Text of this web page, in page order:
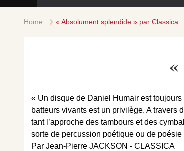
Home « Absolument splendide » par Classica
« Un disque de Daniel Humair est
batteurs vivants est un privilège. A travers
tant l’approche des tambours et des
sorte de percussion poétique ou de
Par Jean-Pierre JACKSON - CLASSICA